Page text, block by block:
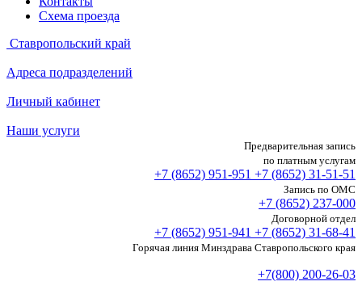
Схема проезда
Ставропольский край
Адреса подразделений
Личный кабинет
Наши услуги
Предварительная запись
по платным услугам
+7 (8652) 951-951 +7 (8652) 31-51-51
Запись по ОМС
+7 (8652) 237-000
Договорной отдел
+7 (8652) 951-941 +7 (8652) 31-68-41
Горячая линия Минздрава Ставропольского края
+7(800) 200-26-03